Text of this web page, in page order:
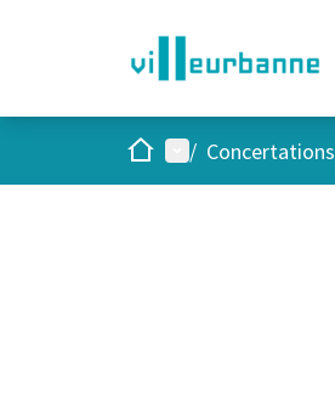
AccueilMenu principal
/ Concertations